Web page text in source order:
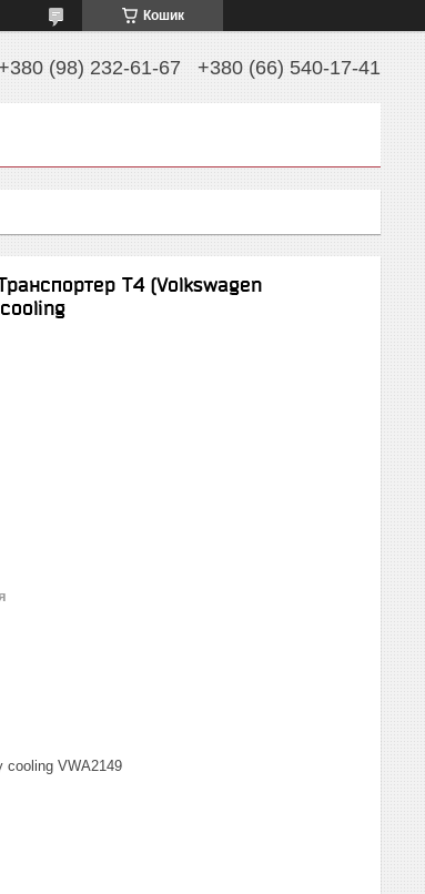
Кошик
+380 (98) 232-61-67 +380 (66) 540-17-41
Т4 (Volkswagen
cooling VWA2149